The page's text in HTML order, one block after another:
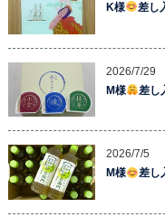
K様
差し
2026/7/29
M様
差し
2026/7/5
M様
差し